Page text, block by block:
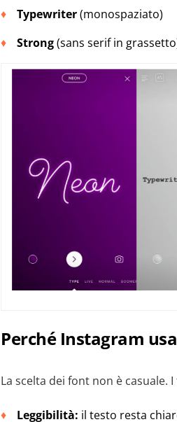
Typewriter(monospaziato)
Strong(sans serif in
Perché Instagram
La scelta dei font non è
Leggibilità: il testo resta